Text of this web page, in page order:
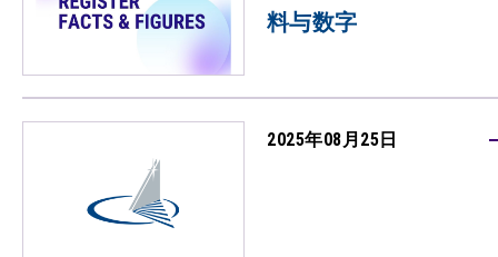
料与数字
2025年08月25日